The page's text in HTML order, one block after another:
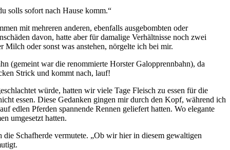
solls sofort nach Hause komm.
mit mehreren anderen, ebenfalls ausgebombten oder
davon, hatte aber für damalige Verhältnisse noch zwei
oder sonst was anstehen, nörgelte ich bei mir.
(gemeint war die renommierte Horster Galopprennbahn), da
Strick und kommt nach, lauf!
würde, hatten wir viele Tage Fleisch zu essen für die
essen. Diese Gedanken gingen mir durch den Kopf, während ich
edlen Pferden spannende Rennen geliefert hatten. Wo elegante
umgesetzt hatten.
Schafherde vermutete.
Ob wir hier in diesem gewaltigen